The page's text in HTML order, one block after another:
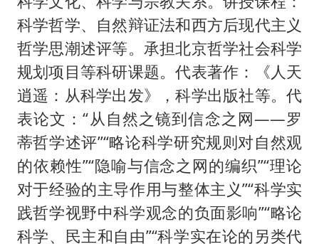
科学哲学、自然辩证法和西方后现代主义
哲学思潮述评等。承担北京哲学社会科学
规划项目等科研课题。代表著作：《人天
逍遥：从科学出发》，科学出版社等。代
表论文：“从自然之镜到信念之网——罗
蒂哲学述评”“略论科学研究规则对自然观
的依赖性”“隐喻与信念之网的编织”“理论
对于经验的主导作用与整体主义”“科学实
践哲学视野中科学观念的负面影响”“略论
科学、民主和自由”“科学实在论的另类代